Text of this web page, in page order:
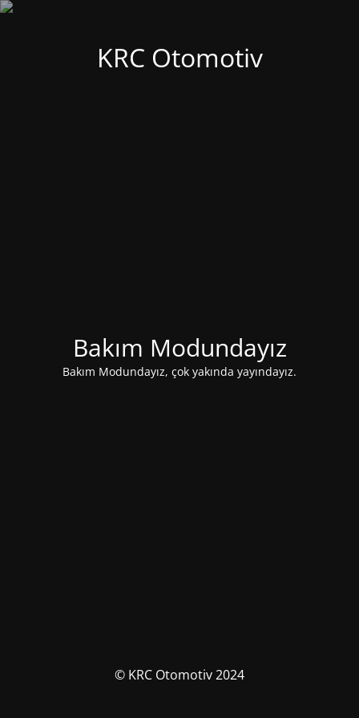
KRC Otomotiv
Bakım Modundayız
Bakım Modundayız, çok yakında yayındayız.
© KRC Otomotiv 2024